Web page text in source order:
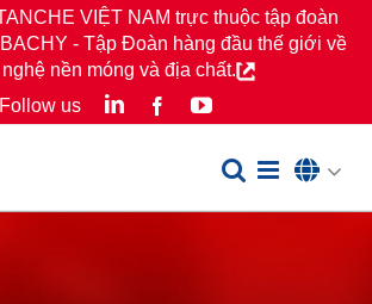
VIỆT NAM trực thuộc tập đoàn
- Tập Đoàn hàng đầu thế giới về
nền móng và địa chất.
Follow us
LinkedInFacebookYouTube